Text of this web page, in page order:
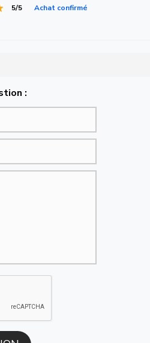
5/5 Achat confirmé
: